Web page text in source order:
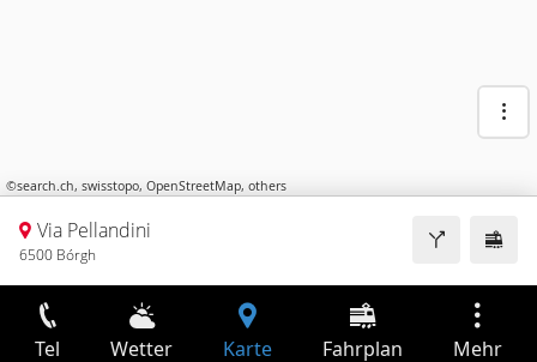
©search.ch, swisstopo, OpenStreetMap, others
Via Pellandini
6500 Bórgh
Tel Wetter Karte Fahrplan Mehr